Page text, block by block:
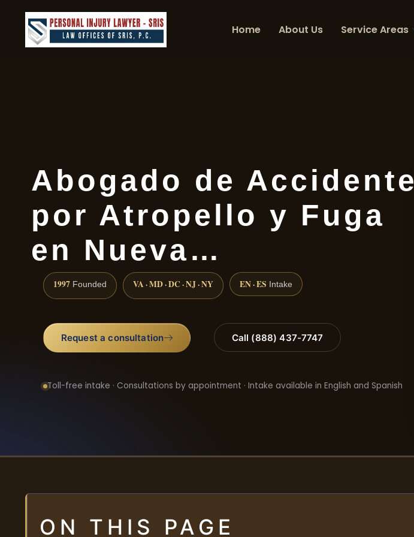
Home About Us Service Areas
Abogado de Accidente
por Atropello y Fuga
en Nueva…
1997 Founded VA · MD · DC · NJ · NY EN · ES Intake
Request a consultation Call (888) 437-7747
Toll-free intake · Consultations by appointment · Intake available in English and Spanish
ON THIS PAGE